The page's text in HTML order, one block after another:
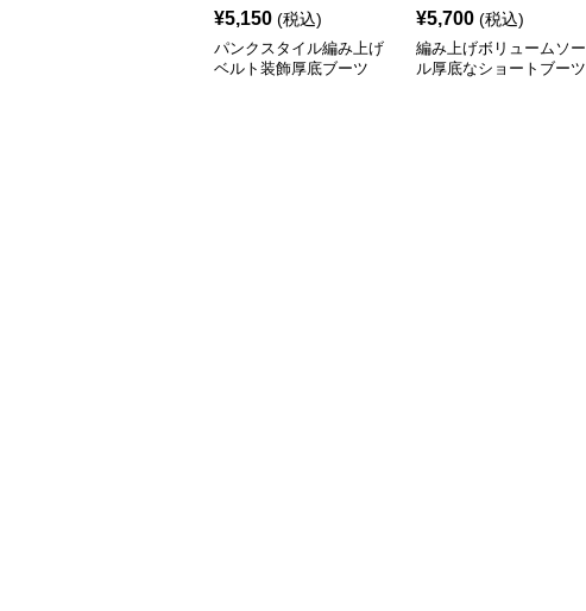
¥5,150 (税込)
パンクスタイル編み上げ
ベルト装飾厚底ブーツ
¥5,700 (税込)
編み上げボリュームソー
ル厚底なショートブーツ